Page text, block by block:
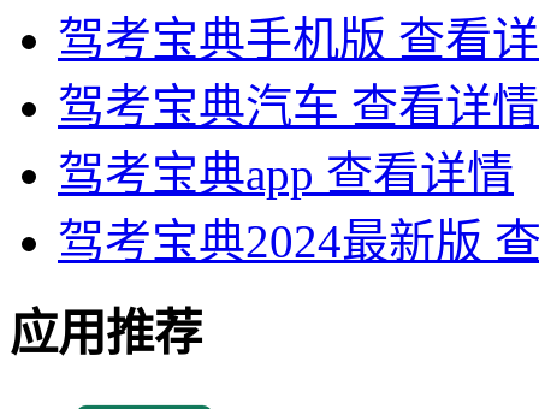
驾考宝典手机版 查看
驾考宝典汽车 查看详情
驾考宝典app 查看详情
驾考宝典2024最新版
应用推荐